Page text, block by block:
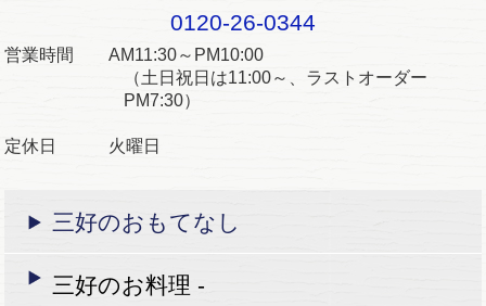
0120-26-0344
営業時間 AM11:30～PM10:00
（土日祝日は11:00～、ラストオーダー
PM7:30）
定休日 火曜日
三好のおもてなし
三好のお料理 -